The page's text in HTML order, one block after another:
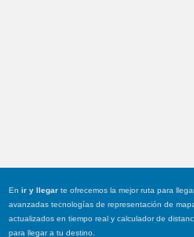
Enir y llegar te ofrecemos la mejor ruta para
avanzadas tecnologías de representación de
actualizados en tiempo real y calculador de
para llegar a tu destino.